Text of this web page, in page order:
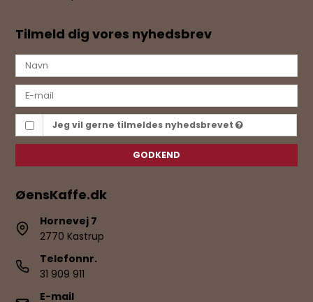
Tilmeld dig vores nyhedsbrev
Jeg vil gerne tilmeldes nyhedsbrevet
GODKEND
ØensKaffe.dk
Hornevej 7
2770 Kastrup
Telefonnr.
31 909 911
E-mail